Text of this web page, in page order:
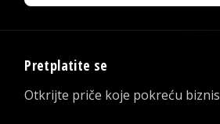
Pretplatite se
Otkrijte priče koje pokreću biznis